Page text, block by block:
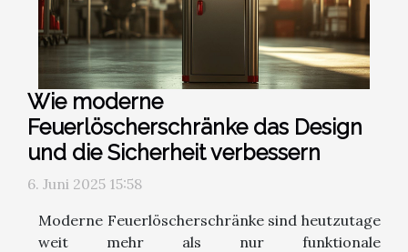
Wie moderne
Feuerlöscherschränke das Design
und die Sicherheit verbessern
6. Juni 2025 15:58
Moderne Feuerlöscherschränke sind heutzutage
weit mehr als nur funktionale